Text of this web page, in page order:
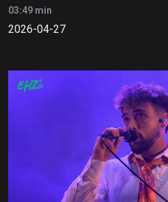
03:49 min
2026-04-27